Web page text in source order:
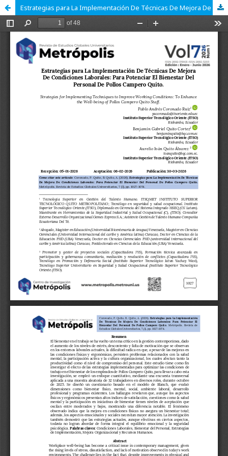
Estrategias para La Implementación De Técnicas De Mejora De Condiciones Laborales